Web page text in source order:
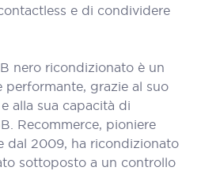
e di condividere
nero ricondizionato è un
grazie al suo
alla sua capacità di
Recommerce, pioniere
dal 2009, ha ricondizionato
sottoposto a un controllo